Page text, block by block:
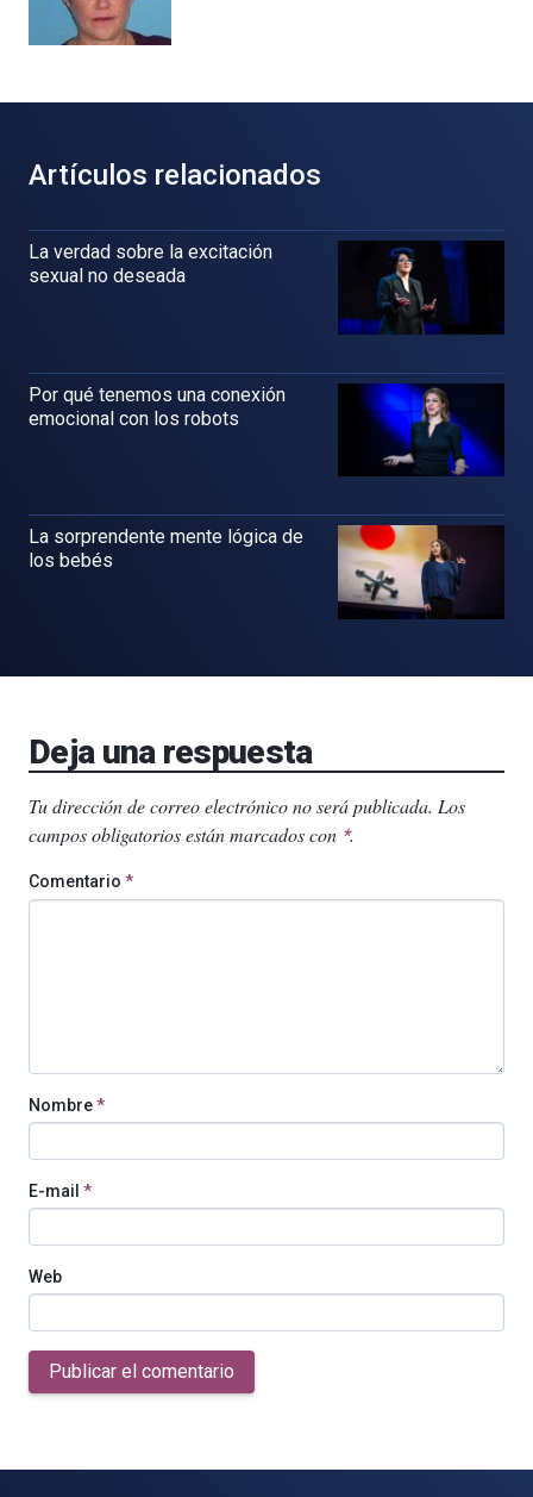
Artículos relacionados
La verdad sobre la excitación
sexual no deseada
Por qué tenemos una conexión
emocional con los robots
La sorprendente mente lógica de
los bebés
Deja una respuesta
Tu dirección de correo electrónico no será publicada. Los
campos obligatorios están marcados con *.
Comentario *
Nombre*
E-mail *
Web
Publicar el comentario